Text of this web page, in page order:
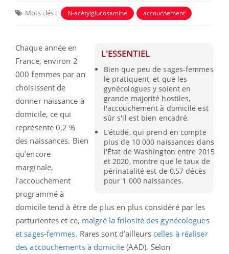
Mots clés : N-acétylglucosamine accouchement
L'ESSENTIEL
Bien que peu de sages-femmes
le pratiquent, et que les
gynécologues y soient en
grande majorité hostiles,
l'accouchement à domicile est
sûr s'il est bien encadré.
L'étude, qui prend en compte
plus de 10 000 naissances dans
l'État de Washington entre 2015
et 2020, montre que le taux de
périnatalité est de 0,57 décès
pour 1 000 naissances.
Chaque année en
France, environ 2
000 femmes par an
choisissent de
donner naissance à
domicile, ce qui
représente 0,2 %
des naissances. Bien
qu’encore
marginale,
l’accouchement
programmé à
domicile tend à être de plus en plus considéré par les
parturientes et ce, malgré la frilosité des gynécologues
et sages-femmes. Rares sont d’ailleurs celles à réaliser
des accouchements à domicile(AAD). Selon